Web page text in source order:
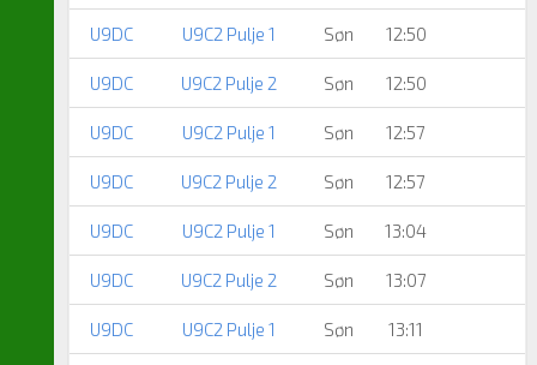
U9DC U9C2 Pulje 1 Søn 12:50
U9DC U9C2 Pulje 2 Søn 12:50
U9DC U9C2 Pulje 1 Søn 12:57
U9DC U9C2 Pulje 2 Søn 12:57
U9DC U9C2 Pulje 1 Søn 13:04
U9DC U9C2 Pulje 2 Søn 13:07
U9DC U9C2 Pulje 1 Søn 13:11